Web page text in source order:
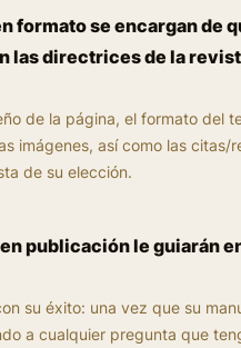
formato se encargan de
las directrices de la
de la página, el formato del
imágenes, así como las citas/
de su elección.
publicación le guiarán
su éxito: una vez que su
a cualquier pregunta que